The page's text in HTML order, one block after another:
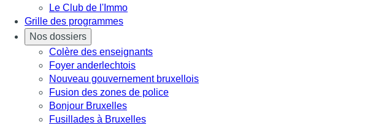
Le Club de l'Immo
Grille des programmes
Nos dossiers
Colère des enseignants
Foyer anderlechtois
Nouveau gouvernement bruxellois
Fusion des zones de police
Bonjour Bruxelles
Fusillades à Bruxelles